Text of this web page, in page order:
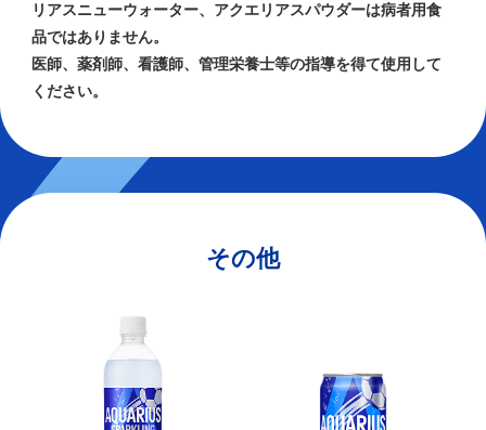
リアスニューウォーター、アクエリアスパウダーは病者用食
品ではありません。
医師、薬剤師、看護師、管理栄養士等の指導を得て使用して
ください。
その他